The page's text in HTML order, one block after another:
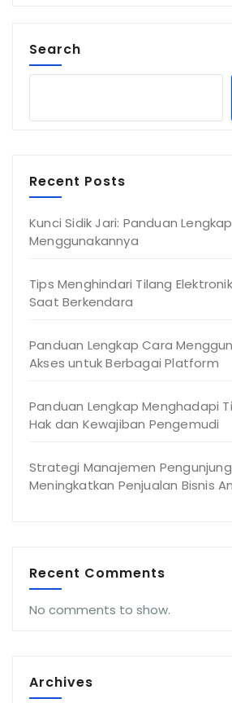
Search
Recent Posts
Kunci Sidik Jari: Panduan
Menggunakannya
Tips Menghindari Tilang
Saat Berkendara
Panduan Lengkap Cara
Akses untuk Berbagai Platform
Panduan Lengkap Menghadapi
Hak dan Kewajiban Pengemudi
Strategi Manajemen
Meningkatkan Penjualan Bisnis
Recent Comments
No comments to show.
Archives